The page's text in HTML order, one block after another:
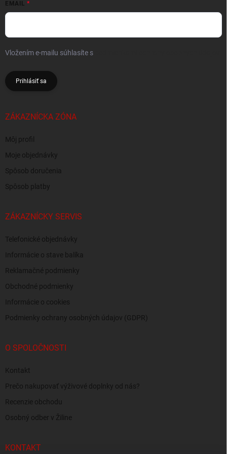
EMAIL
Vložením e-mailu súhlasíte s
Prihlásiť sa
ZÁKAZNÍCKA ZÓNA
Môj profil
Moje objednávky
Spôsob doručenia
Spôsob platby
ZÁKAZNÍCKY SERVIS
Telefonické objednávky
Informácie o stave balíka
Reklamačné podmienky
Obchodné podmienky
Informácie o cookies
Podmienky ochrany osobných údajov (GDPR)
O SPOLOČNOSTI
Kontakt
Prečo nakupovať výživové doplnky od nás?
Recenzie obchodu
Osobný odber v Žiline
KONTAKT